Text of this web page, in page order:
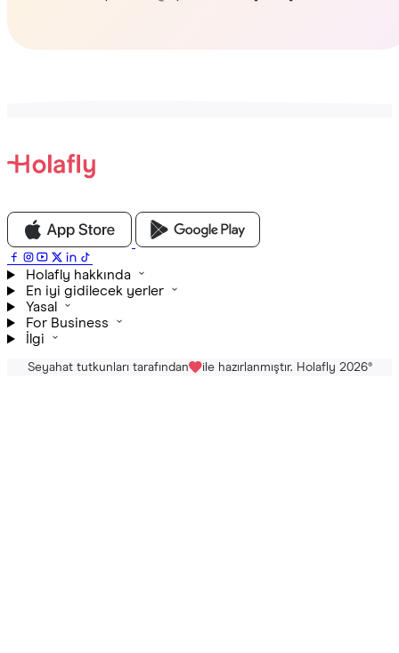
Holafly hakkında
En iyi gidilecek yerler
Yasal
For Business
İlgi
Seyahat tutkunları tarafından ile hazırlanmıştır. Holafly 2026®